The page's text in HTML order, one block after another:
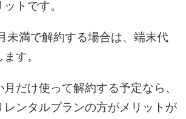
トです。
未満で解約する場合は、端末代
す。
だけ使って解約する予定なら、
レンタルプランの方がメリットが